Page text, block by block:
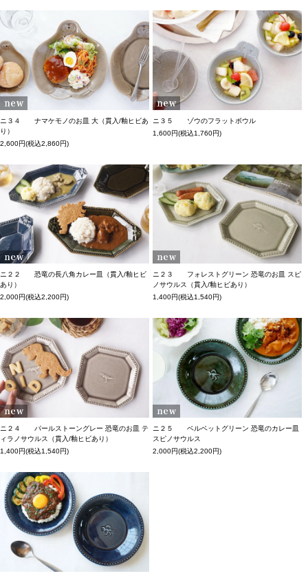
ニ３４ ナマケモノのお皿 大（貫入/釉ヒビあ
り）
2,600円(税込2,860円)
ニ３５ ゾウのフラットボウル
1,600円(税込1,760円)
ニ２２ 恐竜の長八角カレー皿（貫入/釉ヒビ
あり）
2,000円(税込2,200円)
ニ２３ フォレストグリーン 恐竜のお皿 スピ
ノサウルス（貫入/釉ヒビあり）
1,400円(税込1,540円)
ニ２４ パールストーングレー 恐竜のお皿 テ
ィラノサウルス（貫入/釉ヒビあり）
1,400円(税込1,540円)
ニ２５ ベルベットグリーン 恐竜のカレー皿
スピノサウルス
2,000円(税込2,200円)